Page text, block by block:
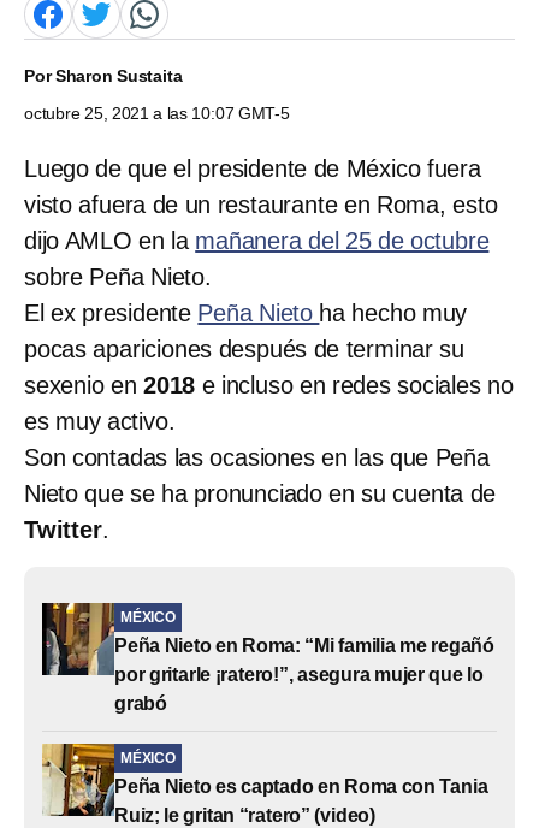
PorSharon Sustaita
octubre 25, 2021 a las 10:07 GMT-5
Luego de que el presidente de México fuera
visto afuera de un restaurante en Roma, esto
dijo AMLO en la mañanera del 25 de octubre
sobre Peña Nieto.
El ex presidente Peña Nieto ha hecho muy
pocas apariciones después de terminar su
sexenio en 2018 e incluso en redes sociales no
es muy activo.
Son contadas las ocasiones en las que Peña
Nieto que se ha pronunciado en su cuenta de
Twitter.
MÉXICO
Peña Nieto en Roma: “Mi familia me regañó
por gritarle ¡ratero!”, asegura mujer que lo
grabó
MÉXICO
Peña Nieto es captado en Roma con Tania
Ruiz; le gritan “ratero” (video)